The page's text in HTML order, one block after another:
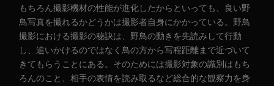
もちろん撮影機材の性能が進化したからといっても、良い野
鳥写真を撮れるかどうかは撮影者自身にかかっている。野鳥
撮影における撮影の秘訣は、野鳥の動きを先読みして行動
し、追いかけるのではなく鳥の方から写程距離まで近づいて
きてもらうことにある。そのためには撮影対象の識別はもち
ろんのこと、相手の表情を読み取るなど総合的な観察力を身